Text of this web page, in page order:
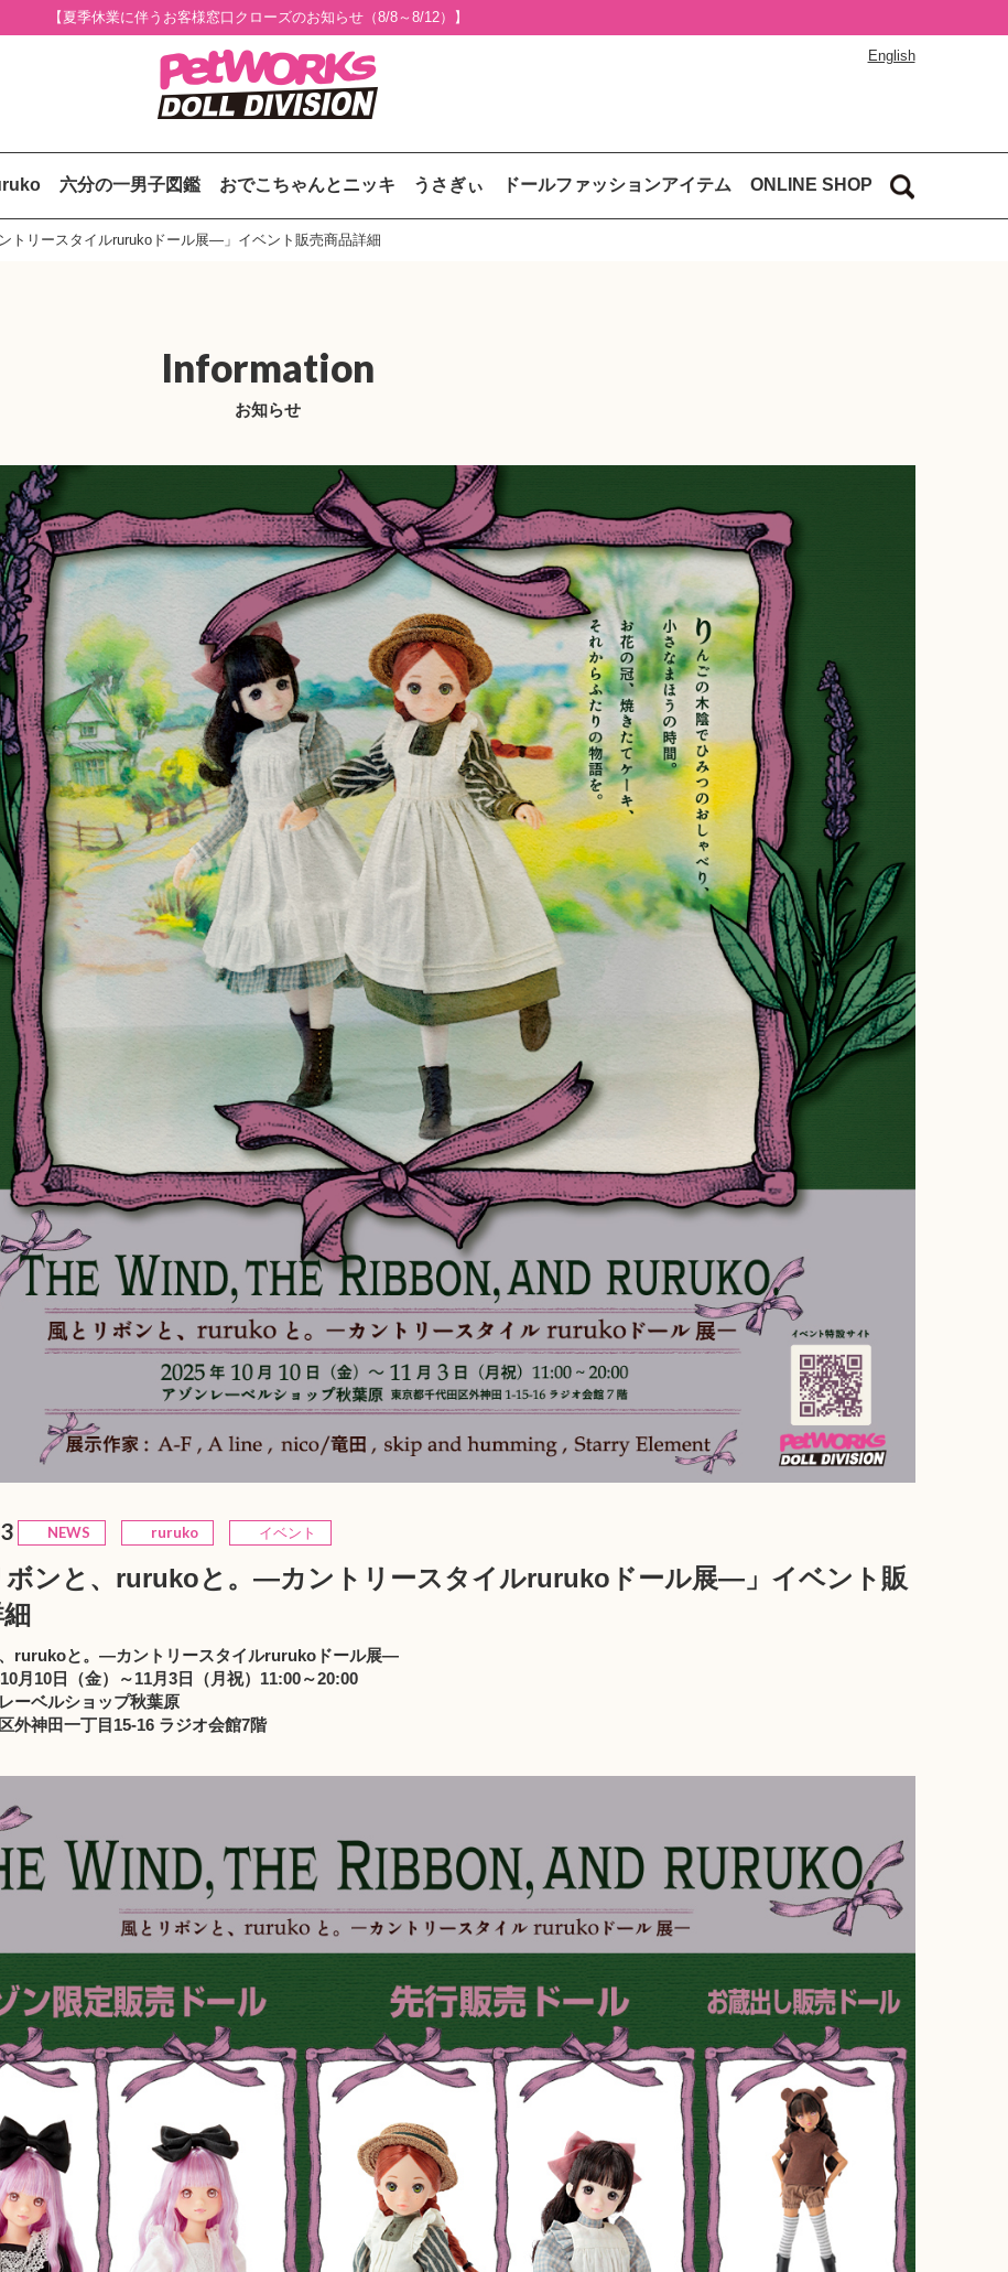
【夏季休業に伴うお客様窓口クローズのお知らせ（8/8～8/12）】
English
六分の一男子図鑑 おでこちゃんとニッキ うさぎぃ ドールファッションアイテム ONLINE SHOP
トリースタイルrurukoドール展—」イベント販売商品詳細
Information
お知らせ
NEWS ruruko イベント
ボンと、rurukoと。—カントリースタイルrurukoドール展—」イベント販
rurukoと。—カントリースタイルrurukoドール展—
月10日（金）～11月3日（月祝）11:00～20:00
ーベルショップ秋葉原
外神田一丁目15-16 ラジオ会館7階